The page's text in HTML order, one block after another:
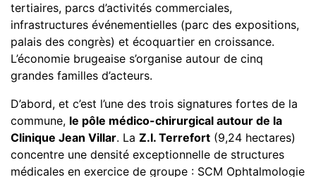
tertiaires, parcs d’activités commerciales,
infrastructures événementielles (parc des expositions,
palais des congrès) et écoquartier en croissance.
L’économie brugeaise s’organise autour de cinq
grandes familles d’acteurs.
D’abord, et c’est l’une des trois signatures fortes de la
commune, le pôle médico-chirurgical autour de la
Clinique Jean Villar. La Z.I. Terrefort (9,24 hectares)
concentre une densité exceptionnelle de structures
médicales en exercice de groupe : SCM Ophtalmologie